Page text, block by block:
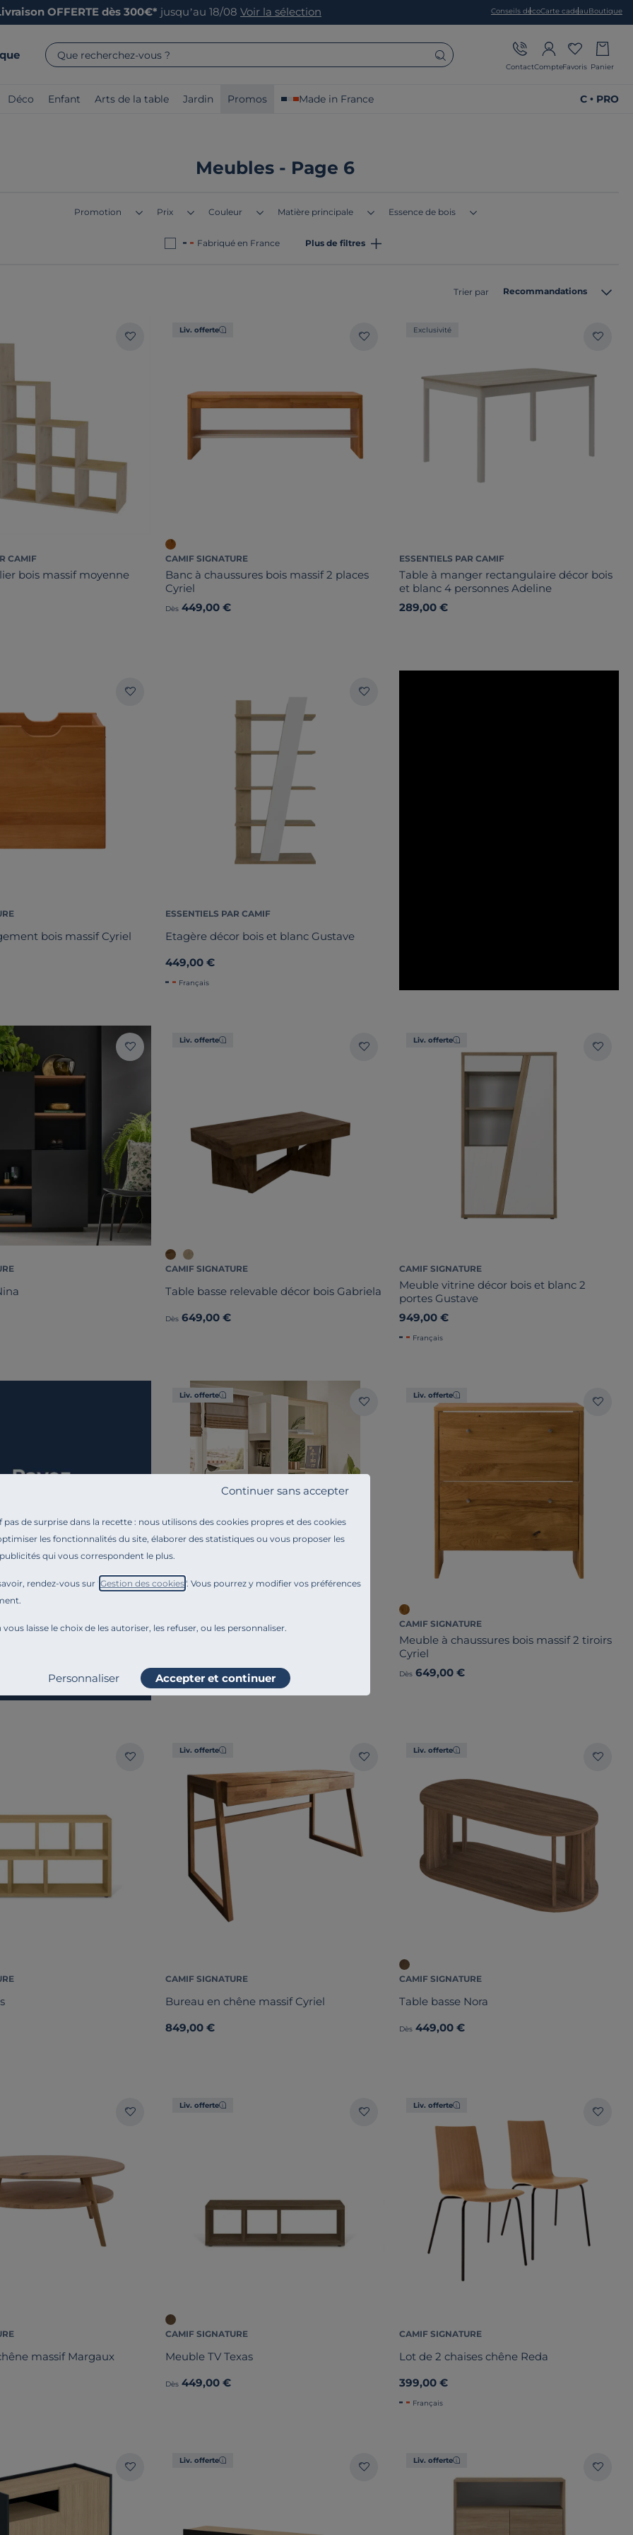
pas de surprise dans la recette : nous utilisons des cookies propres et des cookies
les fonctionnalités du site, élaborer des statistiques ou vous proposer les
qui vous correspondent le plus.
rendez-vous sur "Gestion des cookies". Vous pourrez y modifier vos préférences
vous laisse le choix de les autoriser, les refuser, ou les personnaliser.
Continuer sans accepter
Personnaliser Accepter et continuer
OFFERTE dès 300€* jusqu’au 18/08 Voir la sélection Conseils décoCarte cadeauBoutique
Que recherchez-vous ?
ContactCompteFavoris Panier
Déco Enfant Arts de la table Jardin Promos Made in France C • PRO
Meubles - Page 6
Promotion Prix Couleur Matière principale Essence de bois
Fabriqué en France Plus de filtres
Trier par Recommandations
CAMIF
bois massif moyenne
Liv. offerte
CAMIF SIGNATURE
Banc à chaussures bois massif 2 places
Cyriel
Dès 449,00 €
Exclusivité
ESSENTIELS PAR CAMIF
Table à manger rectangulaire décor bois
et blanc 4 personnes Adeline
289,00 €
bois massif Cyriel
ESSENTIELS PAR CAMIF
Etagère décor bois et blanc Gustave
449,00 €
Français
Liv. offerte
CAMIF SIGNATURE
Table basse relevable décor bois Gabriela
Dès 649,00 €
Liv. offerte
CAMIF SIGNATURE
Meuble vitrine décor bois et blanc 2
portes Gustave
949,00 €
Français
Liv. offerte
CAMIF SIGNATURE
599,00 €
Liv. offerte
CAMIF SIGNATURE
Meuble à chaussures bois massif 2 tiroirs
Cyriel
Dès 649,00 €
Liv. offerte
CAMIF SIGNATURE
Bureau en chêne massif Cyriel
849,00 €
Liv. offerte
CAMIF SIGNATURE
Table basse Nora
Dès 449,00 €
massif Margaux
Liv. offerte
CAMIF SIGNATURE
Meuble TV Texas
Dès 449,00 €
Liv. offerte
CAMIF SIGNATURE
Lot de 2 chaises chêne Reda
399,00 €
Français
Liv. offerte Liv. offerte